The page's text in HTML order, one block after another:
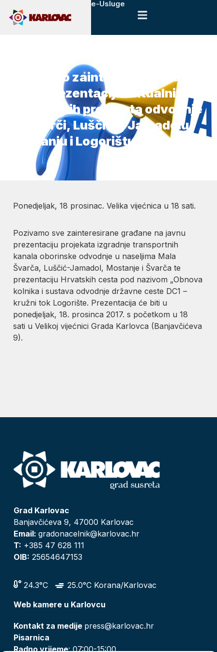
e-Usluge
Pozivamo zainteresirane na
javnu prezentaciju aktualnih
komunalnih projekata odvodnje
na Švarči, Luščiću, Jamadolu,
Mostanju i Logorištu
Ponedjeljak, 18 prosinac. Velika vijećnica u 18 sati.
Pozivamo sve zainteresirane građane na javnu
prezentaciju projekata izgradnje transportnih
kanala oborinske odvodnje u naseljima Mala
Švarča, Luščić-Jamadol, Mostanje i Švarča te
prezentaciju Hrvatskih cesta pod nazivom „Obnova
kolnika i sustava odvodnje državne ceste DC1 –
kružni tok Logorište. Prezentacija će biti u
ponedjeljak, 18. prosinca 2017. s početkom u 18
sati u Velikoj vijećnici Grada Karlovca (Banjavčićeva
9).
Grad Karlovac
Banjavčićeva 9, 47000 Karlovac
Email: gradonacelnik@karlovac.hr
T: +385 47 628 111
OIB: 25654647153
24.3°C
25.0°C Korana/Karlovac
Web kamere u Karlovcu
Kontakt za medije press@karlovac.hr
Pisarnica
Radno vrijeme: 07:00-15:00